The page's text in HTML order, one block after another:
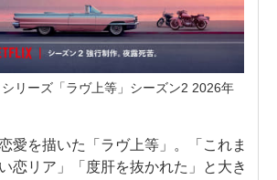
リーズ「ラヴ上等」シーズン2 2026年
愛を描いた「ラヴ上等」。「これま
恋リア」「度肝を抜かれた」と大き